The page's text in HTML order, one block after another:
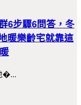
6步驟6問答，冬
暖樂齡宅就靠這
�...